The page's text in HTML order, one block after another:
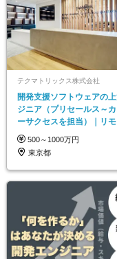
テクマトリックス株式会社
開発支援ソフトウェアの
ジニア（プリセールス～
ーサクセスを担当）｜リ
イン
500～1000万円
東京都